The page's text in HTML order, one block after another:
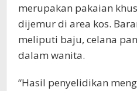
merupakan pakaian
dijemur di area kos.
meliputi baju, celana
dalam wanita.
“Hasil penyelidikan